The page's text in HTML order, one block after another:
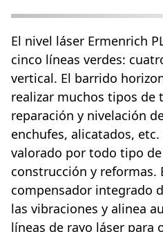
El nivel láser Ermenrich
cinco líneas verdes:
vertical. El barrido
realizar muchos tipos de
reparación y nivelación
enchufes, alicatados,
valorado por todo tipo
construcción y reformas.
compensador integrado
las vibraciones y alinea
líneas de rayo láser para